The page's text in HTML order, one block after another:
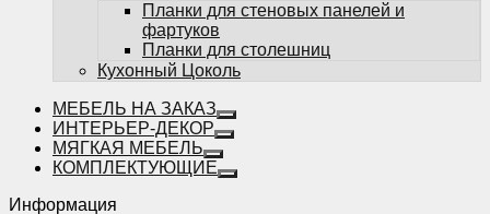
Планки для стеновых панелей и
фартуков
Планки для столешниц
Кухонный Цоколь
МЕБЕЛЬ НА ЗАКАЗ
ИНТЕРЬЕР-ДЕКОР
МЯГКАЯ МЕБЕЛЬ
КОМПЛЕКТУЮЩИЕ
Информация